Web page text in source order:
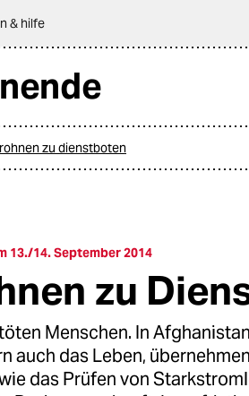
& hilfe
zu dienstboten
13./14. September 2014
zu
Menschen. In
auch das Leben,
das Prüfen von